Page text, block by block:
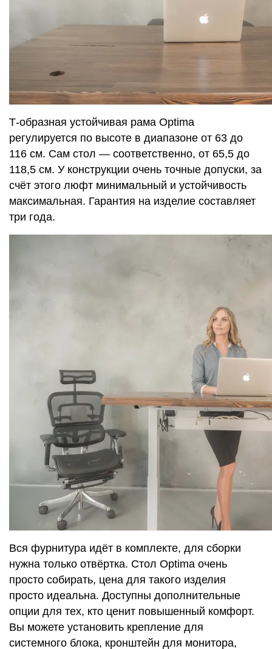
Т-образная устойчивая рама Optima
регулируется по высоте в диапазоне от 63 до
116 см. Сам стол — соответственно, от 65,5 до
118,5 см. У конструкции очень точные допуски, за
счёт этого люфт минимальный и устойчивость
максимальная. Гарантия на изделие составляет
три года.
Вся фурнитура идёт в комплекте, для сборки
нужна только отвёртка. Стол Optima очень
просто собирать, цена для такого изделия
просто идеальна. Доступны дополнительные
опции для тех, кто ценит повышенный комфорт.
Вы можете установить крепление для
системного блока, кронштейн для монитора,